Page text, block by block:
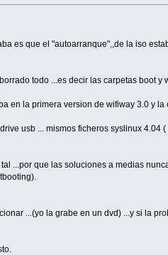
es que el "autoarranque",,de la iso
todo ...es decir las carpetas boot y
en la primera version de wifiway 3.0 y
usb ... mismos ficheros syslinux
...por que las soluciones a medias
...(yo la grabe en un dvd) ...y si la